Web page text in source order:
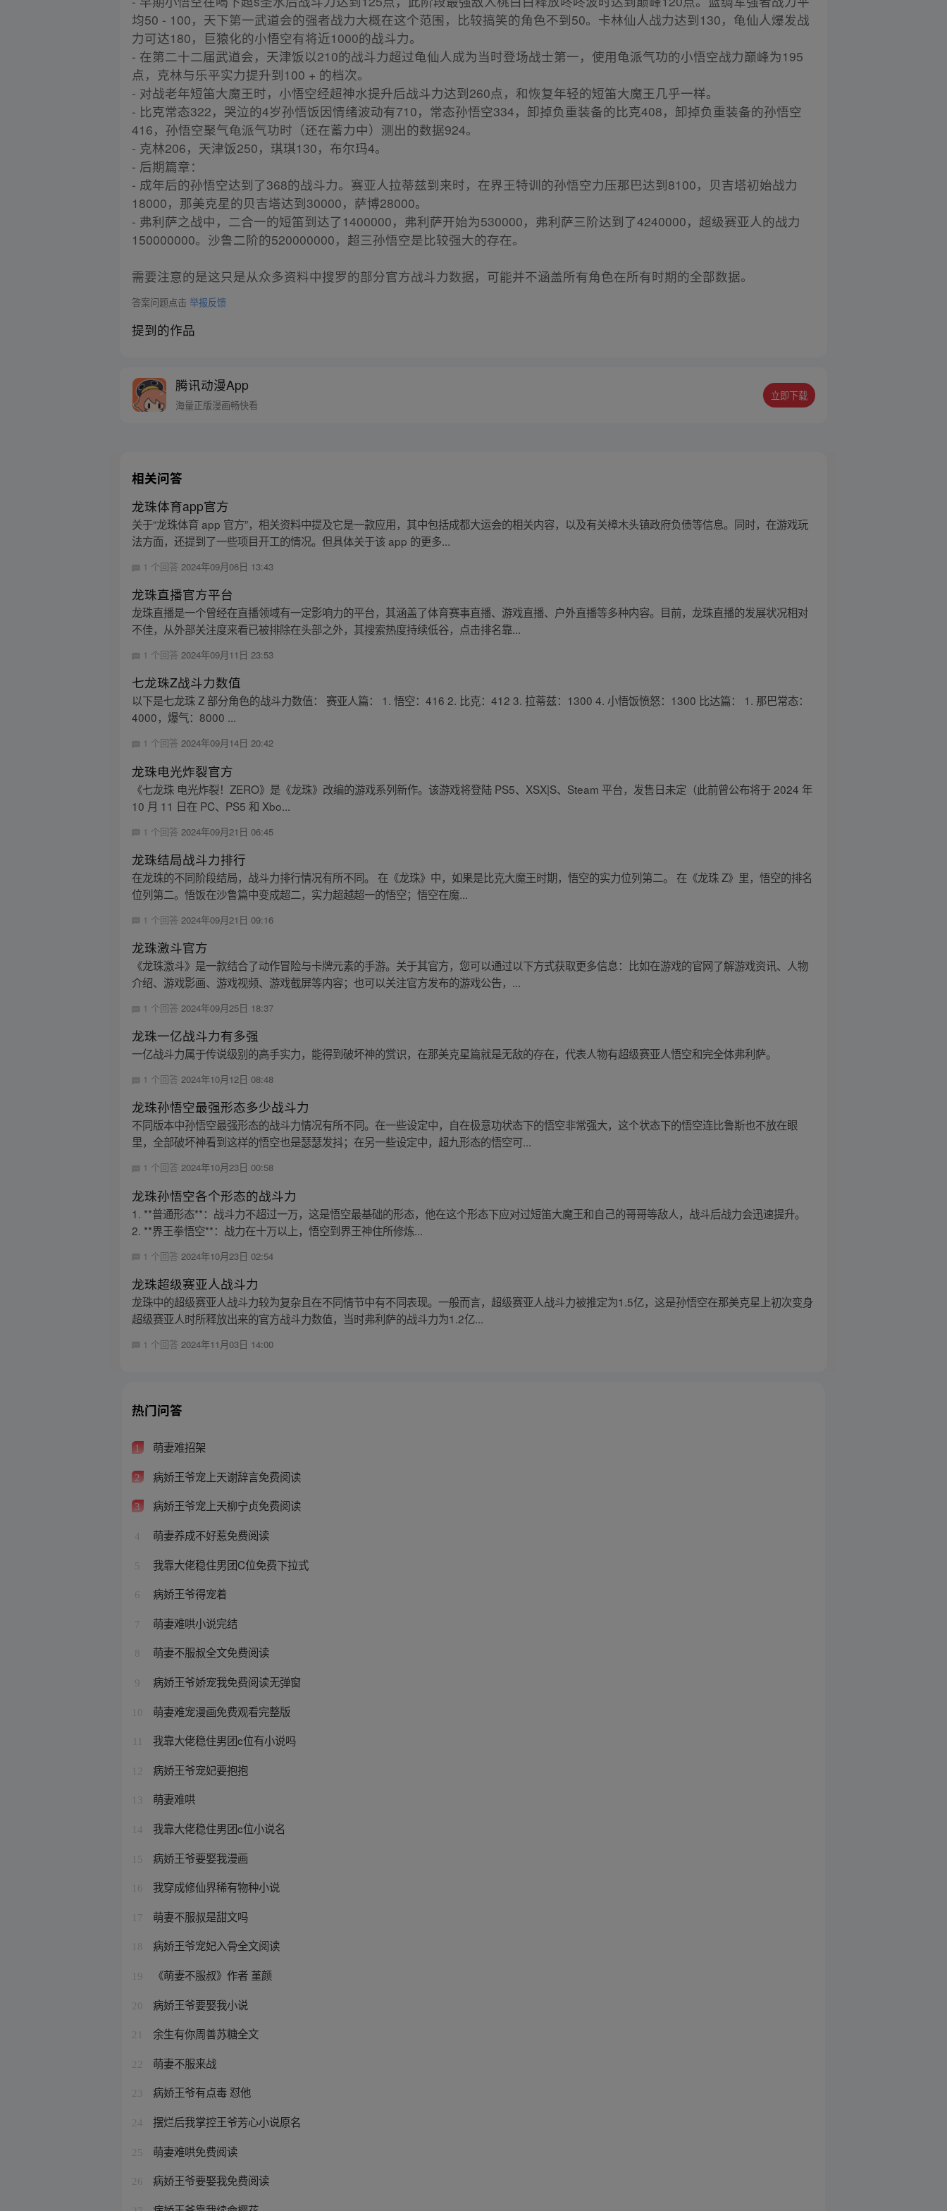
均50 - 100，天下第一武道会的强者战力大概在这个范围，比较搞笑的角色不到50。卡林仙人战力达到130，龟仙人爆发战
力可达180，巨猿化的小悟空有将近1000的战斗力。
- 在第二十二届武道会，天津饭以210的战斗力超过龟仙人成为当时登场战士第一，使用龟派气功的小悟空战力巅峰为195
点，克林与乐平实力提升到100 + 的档次。
- 对战老年短笛大魔王时，小悟空经超神水提升后战斗力达到260点，和恢复年轻的短笛大魔王几乎一样。
- 比克常态322，哭泣的4岁孙悟饭因情绪波动有710，常态孙悟空334，卸掉负重装备的比克408，卸掉负重装备的孙悟空
416，孙悟空聚气龟派气功时（还在蓄力中）测出的数据924。
- 克林206，天津饭250，琪琪130，布尔玛4。
- 后期篇章：
- 成年后的孙悟空达到了368的战斗力。赛亚人拉蒂兹到来时，在界王特训的孙悟空力压那巴达到8100，贝吉塔初始战力
18000，那美克星的贝吉塔达到30000，萨博28000。
- 弗利萨之战中，二合一的短笛到达了1400000，弗利萨开始为530000，弗利萨三阶达到了4240000，超级赛亚人的战力
150000000。沙鲁二阶的520000000，超三孙悟空是比较强大的存在。
需要注意的是这只是从众多资料中搜罗的部分官方战斗力数据，可能并不涵盖所有角色在所有时期的全部数据。
答案问题点击举报反馈
提到的作品
腾讯动漫App
海量正版漫画畅快看
立即下载
相关问答
龙珠体育app官方
关于“龙珠体育 app 官方”，相关资料中提及它是一款应用，其中包括成都大运会的相关内容，以及有关樟木头镇政府负债等信息。同时，在游戏玩
法方面，还提到了一些项目开工的情况。但具体关于该 app 的更多...
1 个回答2024年09月06日 13:43
龙珠直播官方平台
龙珠直播是一个曾经在直播领域有一定影响力的平台，其涵盖了体育赛事直播、游戏直播、户外直播等多种内容。目前，龙珠直播的发展状况相对
不佳，从外部关注度来看已被排除在头部之外，其搜索热度持续低谷，点击排名靠...
1 个回答2024年09月11日 23:53
七龙珠Z战斗力数值
以下是七龙珠 Z 部分角色的战斗力数值： 赛亚人篇： 1. 悟空：416 2. 比克：412 3. 拉蒂兹：1300 4. 小悟饭愤怒：1300 比达篇： 1. 那巴常态：
4000，爆气：8000 ...
1 个回答2024年09月14日 20:42
龙珠电光炸裂官方
《七龙珠 电光炸裂！ZERO》是《龙珠》改编的游戏系列新作。该游戏将登陆 PS5、XSX|S、Steam 平台，发售日未定（此前曾公布将于 2024 年
10 月 11 日在 PC、PS5 和 Xbo...
1 个回答 2024年09月21日 06:45
龙珠结局战斗力排行
在龙珠的不同阶段结局，战斗力排行情况有所不同。 在《龙珠》中，如果是比克大魔王时期，悟空的实力位列第二。 在《龙珠 Z》里，悟空的排名
位列第二。悟饭在沙鲁篇中变成超二，实力超越超一的悟空；悟空在魔...
1 个回答 2024年09月21日 09:16
龙珠激斗官方
《龙珠激斗》是一款结合了动作冒险与卡牌元素的手游。关于其官方，您可以通过以下方式获取更多信息：比如在游戏的官网了解游戏资讯、人物
介绍、游戏影画、游戏视频、游戏截屏等内容；也可以关注官方发布的游戏公告，...
1 个回答2024年09月25日 18:37
龙珠一亿战斗力有多强
一亿战斗力属于传说级别的高手实力，能得到破坏神的赏识，在那美克星篇就是无敌的存在，代表人物有超级赛亚人悟空和完全体弗利萨。
1 个回答2024年10月12日 08:48
龙珠孙悟空最强形态多少战斗力
不同版本中孙悟空最强形态的战斗力情况有所不同。在一些设定中，自在极意功状态下的悟空非常强大，这个状态下的悟空连比鲁斯也不放在眼
里，全部破坏神看到这样的悟空也是瑟瑟发抖；在另一些设定中，超九形态的悟空可...
1 个回答2024年10月23日 00:58
龙珠孙悟空各个形态的战斗力
1. **普通形态**：战斗力不超过一万，这是悟空最基础的形态，他在这个形态下应对过短笛大魔王和自己的哥哥等敌人，战斗后战力会迅速提升。
2. **界王拳悟空**：战力在十万以上，悟空到界王神住所修炼...
1 个回答 2024年10月23日 02:54
龙珠超级赛亚人战斗力
龙珠中的超级赛亚人战斗力较为复杂且在不同情节中有不同表现。一般而言，超级赛亚人战斗力被推定为1.5亿，这是孙悟空在那美克星上初次变身
超级赛亚人时所释放出来的官方战斗力数值，当时弗利萨的战斗力为1.2亿...
1 个回答 2024年11月03日 14:00
热门问答
1 萌妻难招架
2 病娇王爷宠上天谢辞言免费阅读
3 病娇王爷宠上天柳宁贞免费阅读
4 萌妻养成不好惹免费阅读
5 我靠大佬稳住男团C位免费下拉式
6 病娇王爷得宠着
7 萌妻难哄小说完结
8 萌妻不服叔全文免费阅读
9 病娇王爷娇宠我免费阅读无弹窗
10 萌妻难宠漫画免费观看完整版
我靠大佬稳住男团c位有小说吗
12 病娇王爷宠妃要抱抱
13 萌妻难哄
14 我靠大佬稳住男团c位小说名
15 病娇王爷要娶我漫画
16 我穿成修仙界稀有物种小说
17 萌妻不服叔是甜文吗
18 病娇王爷宠妃入骨全文阅读
19 《萌妻不服叔》作者 堇颜
20 病娇王爷要娶我小说
21 余生有你周善苏糖全文
22 萌妻不服来战
23 病娇王爷有点毒 怼他
24 摆烂后我掌控王爷芳心小说原名
25 萌妻难哄免费阅读
26 病娇王爷要娶我免费阅读